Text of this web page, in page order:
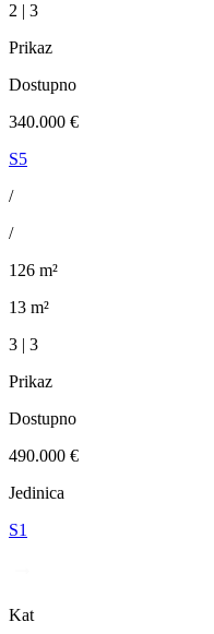
2 | 3
Prikaz
Dostupno
340.000 €
S5
/
/
126 m²
13 m²
3 | 3
Prikaz
Dostupno
490.000 €
Jedinica
S1
Kat